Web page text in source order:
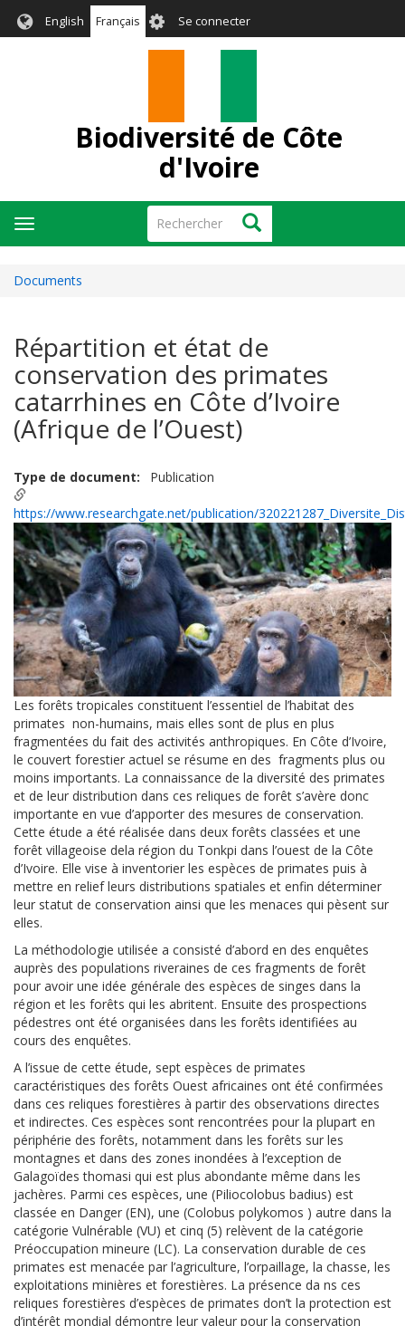
English Français User
account
Se connecter
Biodiversité de Côte
d'Ivoire
Rechercher Rechercher
Toggle
navigation
Documents
Répartition et état de
conservation des primates
catarrhines en Côte d’Ivoire
(Afrique de l’Ouest)
Type de document Publication
https://www.researchgate.net/publication/
Les forêts tropicales constituent l’essentiel de l’habitat des
primates non-humains, mais elles sont de plus en plus
fragmentées du fait des activités anthropiques. En Côte d’Ivoire,
le couvert forestier actuel se résume en des fragments plus ou
moins importants. La connaissance de la diversité des primates
et de leur distribution dans ces reliques de forêt s’avère donc
importante en vue d’apporter des mesures de conservation.
Cette étude a été réalisée dans deux forêts classées et une
forêt villageoise dela région du Tonkpi dans l’ouest de la Côte
d’Ivoire. Elle vise à inventorier les espèces de primates puis à
mettre en relief leurs distributions spatiales et enfin déterminer
leur statut de conservation ainsi que les menaces qui pèsent sur
elles.
La méthodologie utilisée a consisté d’abord en des enquêtes
auprès des populations riveraines de ces fragments de forêt
pour avoir une idée générale des espèces de singes dans la
région et les forêts qui les abritent. Ensuite des prospections
pédestres ont été organisées dans les forêts identifiées au
cours des enquêtes.
A l’issue de cette étude, sept espèces de primates
caractéristiques des forêts Ouest africaines ont été confirmées
dans ces reliques forestières à partir des observations directes
et indirectes. Ces espèces sont rencontrées pour la plupart en
périphérie des forêts, notamment dans les forêts sur les
montagnes et dans des zones inondées à l’exception de
Galagoïdes thomasi qui est plus abondante même dans les
jachères. Parmi ces espèces, une (Piliocolobus badius) est
classée en Danger (EN), une (Colobus polykomos ) autre dans la
catégorie Vulnérable (VU) et cinq (5) relèvent de la catégorie
Préoccupation mineure (LC). La conservation durable de ces
primates est menacée par l’agriculture, l’orpaillage, la chasse, les
exploitations minières et forestières. La présence da ns ces
reliques forestières d’espèces de primates don’t la protection est
d’intérêt mondial démontre leur valeur pour la conservation